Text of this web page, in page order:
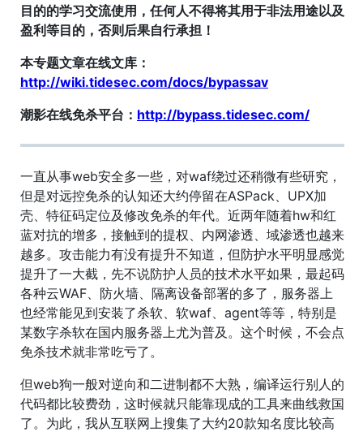
目的的学习交流使用，任何人不得将其用于非法用途以及
盈利等目的，否则后果自行承担！
本专题文章在线文库：
http://wiki.tidesec.com/docs/bypassav
潮影在线免杀平台： http://bypass.tidesec.com/
一直从事web安全多一些，对waf绕过还稍微有些研究，
但是对远控免杀的认知还大约停留在ASPack、UPX加
壳、特征码定位及修改免杀的年代。近两年随着hw和红
蓝对抗的增多，接触到的提权、内网渗透、域渗透也越来
越多。攻击能力有没有提升不知道，但防护水平明显感觉
提升了一大截，先不说防护人员的技术水平如果，最起码
各种云WAF、防火墙、隔离设备部署的多了，服务器上
也经常能见到安装了杀软、软waf、agent等等，特别是
某数字杀软在国内服务器上尤为普及。这个时候，不会点
免杀技术就非常吃亏了。
但web狗一般对逆向和二进制都不大熟，编译运行别人的
代码都比较费劲，这时候就只能靠现成的工具来曲线救国
了。为此，我从互联网上搜集了大约20款知名度比较高